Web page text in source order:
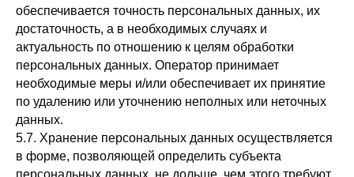
обеспечивается точность персональных данных, их
достаточность, а в необходимых случаях и
актуальность по отношению к целям обработки
персональных данных. Оператор принимает
необходимые меры и/или обеспечивает их принятие
по удалению или уточнению неполных или неточных
данных.
5.7. Хранение персональных данных осуществляется
в форме, позволяющей определить субъекта
персональных данных, не дольше, чем этого требуют